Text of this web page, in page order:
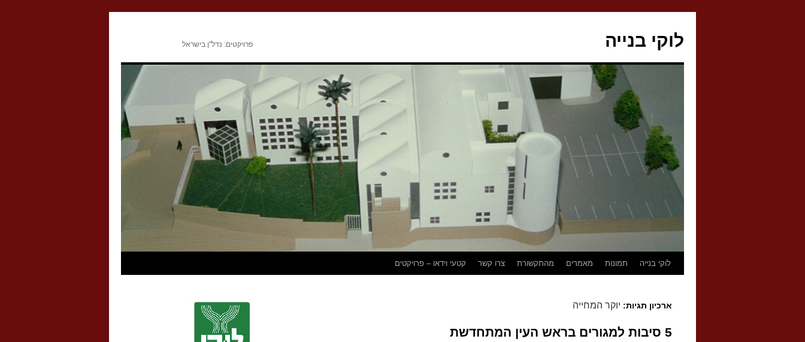
לוקי בנייה פרויקטים: נדל"ן בישראל
לוקי בנייה תמונות מאמרים מהתקשורת צרו קשר קטעי וידאו – פרויקטים
ארכיון תגיות: יוקר המחייה
5 סיבות למגורים בראש העין המתחדשת